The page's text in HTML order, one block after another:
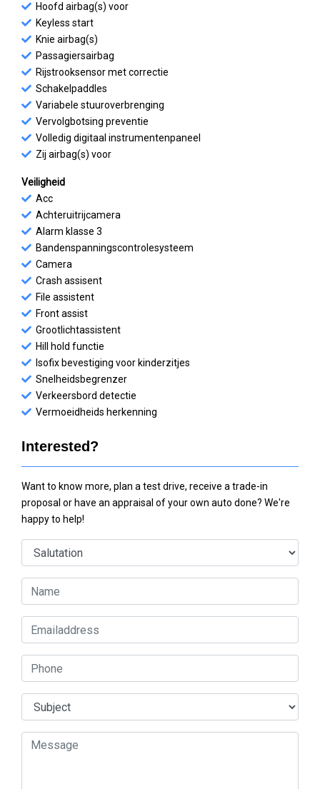
Hoofd airbag(s) voor
Keyless start
Knie airbag(s)
Passagiersairbag
Rijstrooksensor met correctie
Schakelpaddles
Variabele stuuroverbrenging
Vervolgbotsing preventie
Volledig digitaal instrumentenpaneel
Zij airbag(s) voor
Veiligheid
Acc
Achteruitrijcamera
Alarm klasse 3
Bandenspanningscontrolesysteem
Camera
Crash assisent
File assistent
Front assist
Grootlichtassistent
Hill hold functie
Isofix bevestiging voor kinderzitjes
Snelheidsbegrenzer
Verkeersbord detectie
Vermoeidheids herkenning
Interested?
Want to know more, plan a test drive, receive a trade-in
proposal or have an appraisal of your own auto done? We're
happy to help!